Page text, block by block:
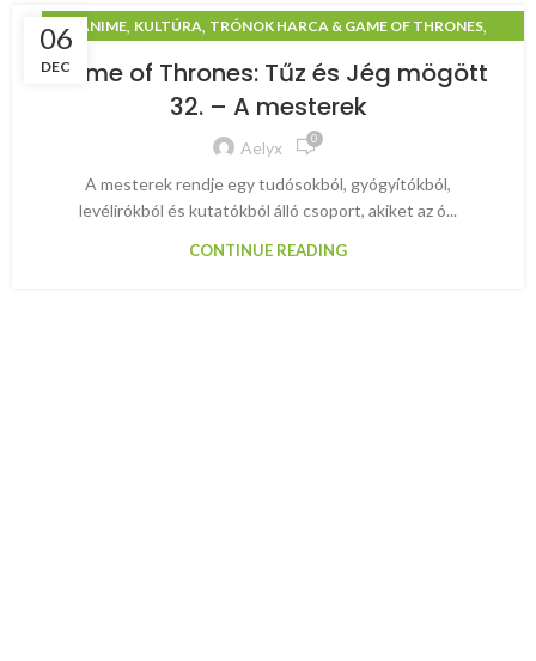
06
DEC
ANIME, KULTÚRA, TRÓNOK HARCA & GAME OF THRONES,
Game of Thrones: Tűz és Jég mögött
32. – A mesterek
Aelyx 0
A mesterek rendje egy tudósokból, gyógyítókból,
levélírókból és kutatókból álló csoport, akiket az ó...
CONTINUE READING